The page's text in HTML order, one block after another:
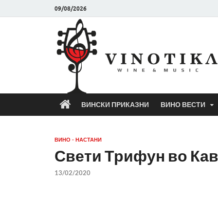
09/08/2026
ВИНСКИ ПРИКАЗНИ ВИНО ВЕСТИ
ВИНО - НАСТАНИ
Свети Трифун во
13/02/2020